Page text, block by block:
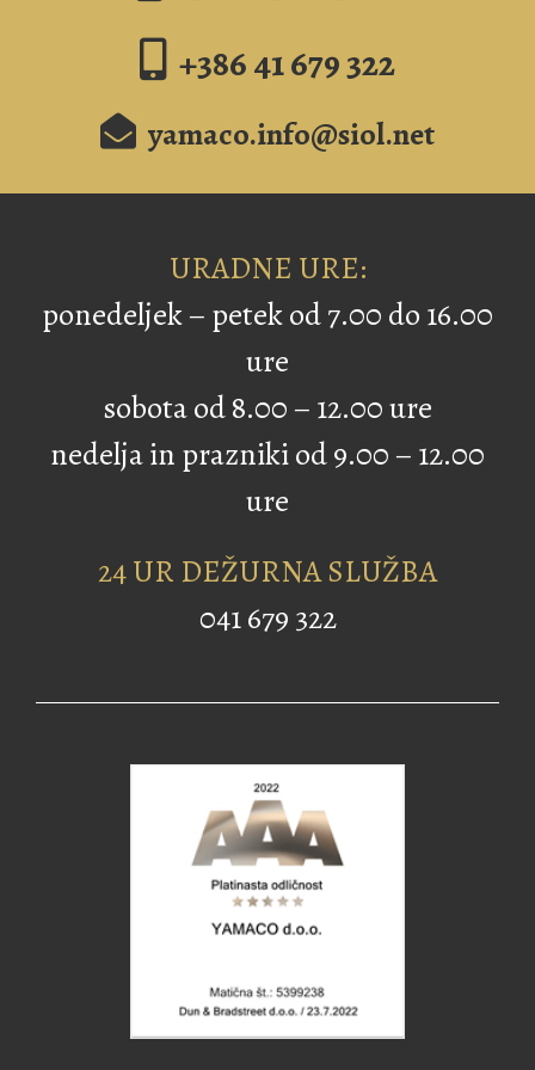
+386 41 679 322
yamaco.info@siol.net
URADNE URE:
ponedeljek – petek od 7.00 do 16.00
ure
sobota od 8.00 – 12.00 ure
nedelja in prazniki od 9.00 – 12.00
ure
24 UR DEŽURNA SLUŽBA
041 679 322